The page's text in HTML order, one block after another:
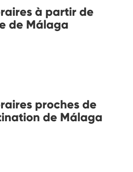
à partir de
de Málaga
proches de
de Málaga